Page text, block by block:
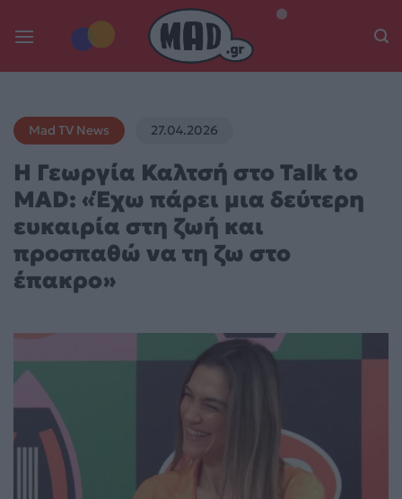
Mad TV News 27.04.2026
Η Γεωργία Καλτσή στο Talk to
MAD: «Έχω πάρει μια δεύτερη
ευκαιρία στη ζωή και
προσπαθώ να τη ζω στο
έπακρο»